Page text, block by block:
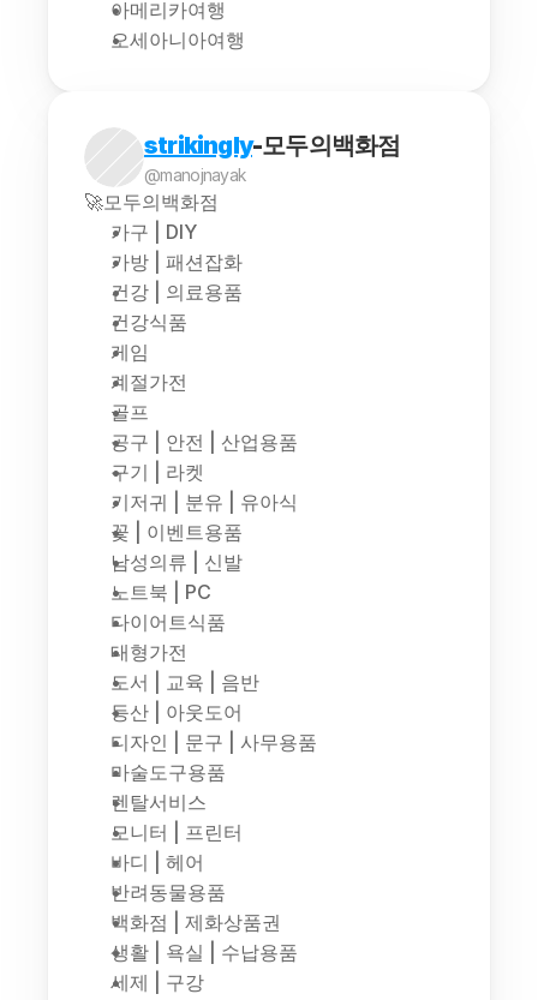
아메리카여행
오세아니아여행
strikingly-모두의백화점
@manojnayak
🚀모두의백화점
가구 | DIY
가방 | 패션잡화
건강 | 의료용품
건강식품
게임
계절가전
골프
공구 | 안전 | 산업용품
구기 | 라켓
기저귀 | 분유 | 유아식
꽃 | 이벤트용품
남성의류 | 신발
노트북 | PC
다이어트식품
대형가전
도서 | 교육 | 음반
등산 | 아웃도어
디자인 | 문구 | 사무용품
마술도구용품
렌탈서비스
모니터 | 프린터
바디 | 헤어
반려동물용품
백화점 | 제화상품권
생활 | 욕실 | 수납용품
세제 | 구강